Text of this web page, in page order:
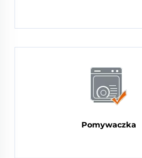
Pomywaczka